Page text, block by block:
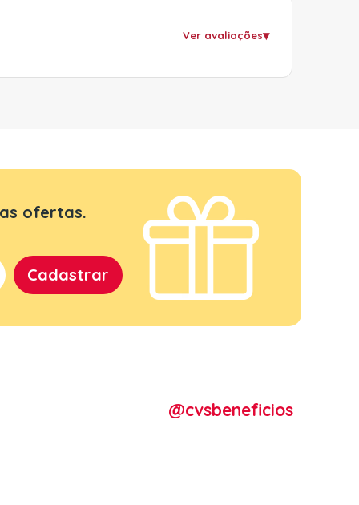
Ver avaliações▾
ofertas.
@cvsbeneficios